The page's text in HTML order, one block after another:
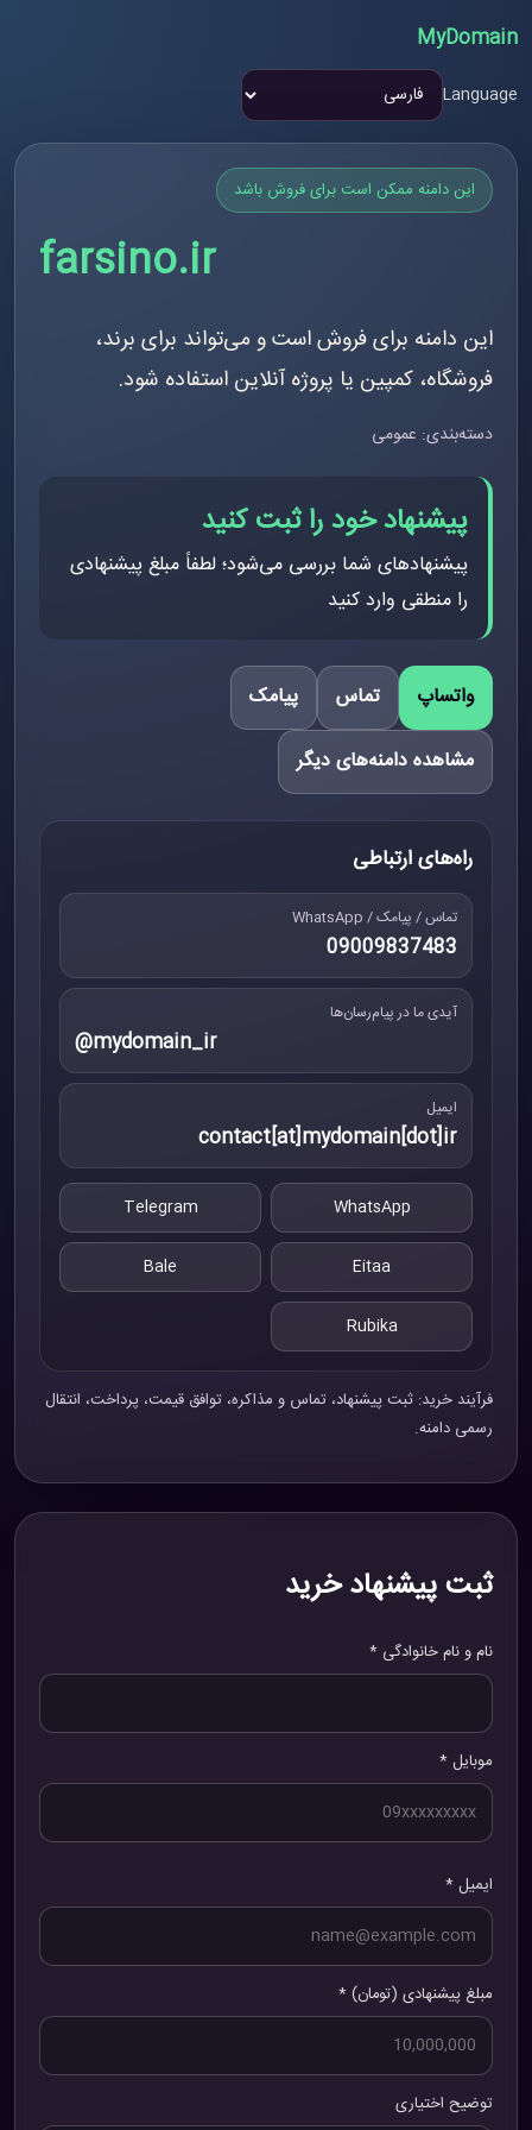
MyDomain
Language
این دامنه ممکن است برای فروش باشد
farsino.ir
این دامنه برای فروش است و می‌تواند برای برند،
فروشگاه، کمپین یا پروژه آنلاین استفاده شود.
دسته‌بندی: عمومی
پیشنهاد خود را ثبت کنید
پیشنهادهای شما بررسی می‌شود؛ لطفاً مبلغ پیشنهادی
را منطقی وارد کنید
واتساپ تماس
پیامک
مشاهده دامنه‌های دیگر
راه‌های ارتباطی
تماس / پیامک / WhatsApp
09009837483
آیدی ما در پیام‌رسان‌ها
@mydomain_ir
ایمیل
contact[at]mydomain[dot]ir
WhatsApp
Telegram
Eitaa
Bale
Rubika
فرآیند خرید: ثبت پیشنهاد، تماس و مذاکره، توافق قیمت، پرداخت، انتقال
رسمی دامنه.
ثبت پیشنهاد خرید
نام و نام خانوادگی *
موبایل *
ایمیل *
مبلغ پیشنهادی (تومان) *
توضیح اختیاری